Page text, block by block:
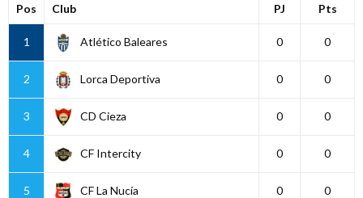
Pos Club PJ Pts
1 Atlético Baleares 0 0
2 Lorca Deportiva 0 0
3 CD Cieza 0 0
4 CF Intercity 0 0
5 CF La Nucía 0 0